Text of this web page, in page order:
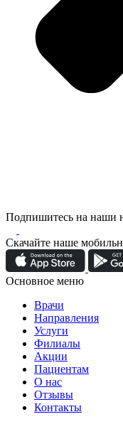
Подпишитесь на наши
Скачайте наше
Основное меню
Врачи
Направления
Услуги
Филиалы
Акции
Пациентам
О нас
Отзывы
Контакты